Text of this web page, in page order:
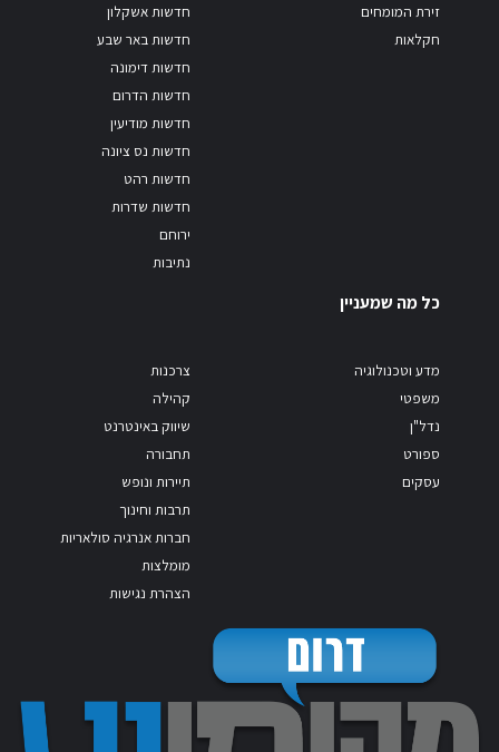
זירת המומחים
חקלאות
חדשות אשקלון
חדשות באר שבע
חדשות דימונה
חדשות הדרום
חדשות מודיעין
חדשות נס ציונה
חדשות רהט
חדשות שדרות
ירוחם
נתיבות
כל מה שמעניין
מדע וטכנולוגיה
משפטי
נדל"ן
ספורט
עסקים
צרכנות
קהילה
שיווק באינטרנט
תחבורה
תיירות ונופש
תרבות וחינוך
חברות אנרגיה סולאריות
מומלצות
הצהרת נגישות